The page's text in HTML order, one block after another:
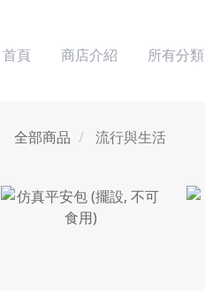
首頁 商店介紹 所有分類
全部商品 流行與生活